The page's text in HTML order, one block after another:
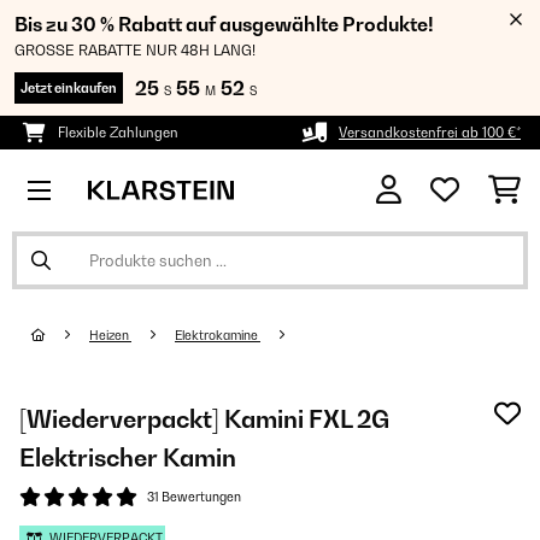
Bis zu 30 % Rabatt auf ausgewählte Produkte!
GROSSE RABATTE NUR 48H LANG!
Jetzt einkaufen 25 S 55 M 51 S
Flexible Zahlungen Versandkostenfrei ab 100 €*
Heizen Elektrokamine
[Wiederverpackt] Kamini FXL 2G
Elektrischer Kamin
31 Bewertungen